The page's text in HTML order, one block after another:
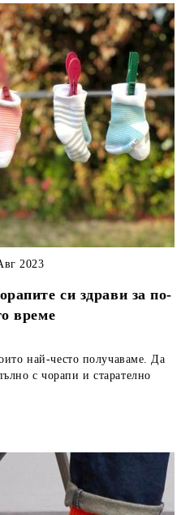
си здрави за по-
време
2023
най-често получаваме. Да
с чорапи и старателно